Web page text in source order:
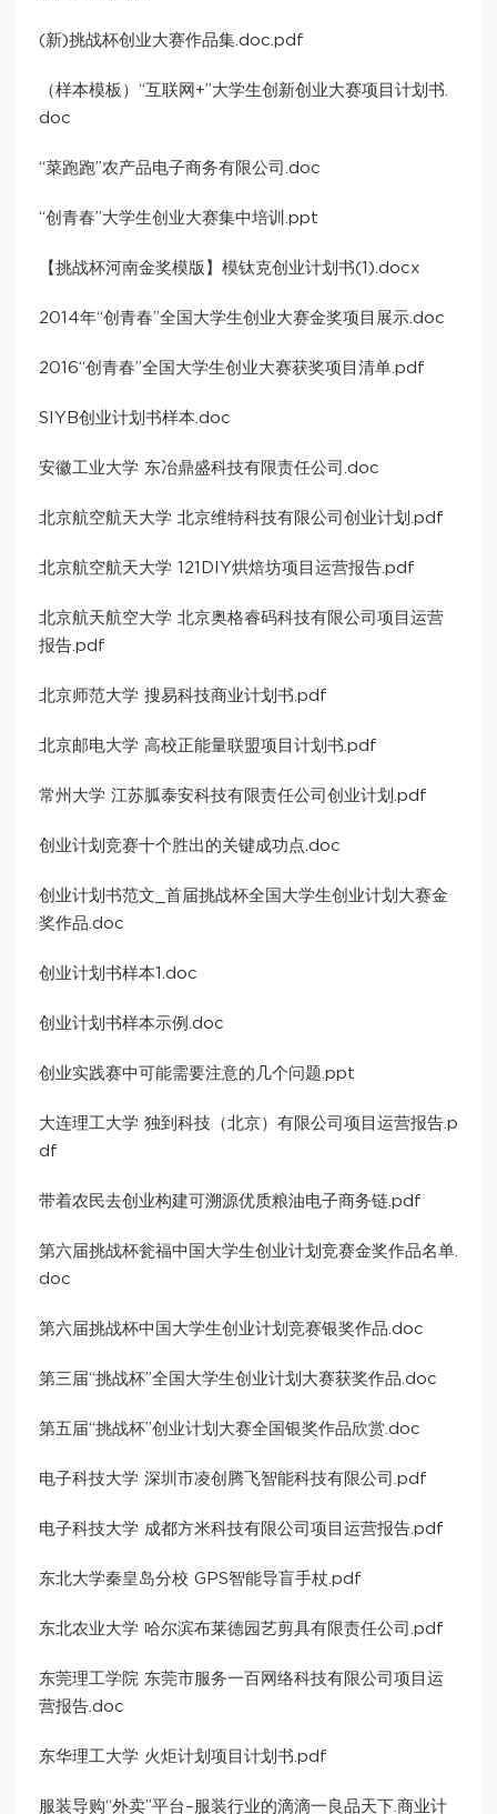
(新)挑战杯创业大赛作品集.doc.pdf
（样本模板）“互联网+”大学生创新创业大赛项目计划书.
doc
“菜跑跑”农产品电子商务有限公司.doc
“创青春”大学生创业大赛集中培训.ppt
【挑战杯河南金奖模版】模钛克创业计划书(1).docx
2014年“创青春”全国大学生创业大赛金奖项目展示.doc
2016“创青春”全国大学生创业大赛获奖项目清单.pdf
SIYB创业计划书样本.doc
安徽工业大学 东冶鼎盛科技有限责任公司.doc
北京航空航天大学 北京维特科技有限公司创业计划.pdf
北京航空航天大学 121DIY烘焙坊项目运营报告.pdf
北京航天航空大学 北京奥格睿码科技有限公司项目运营
报告.pdf
北京师范大学 搜易科技商业计划书.pdf
北京邮电大学 高校正能量联盟项目计划书.pdf
常州大学 江苏胍泰安科技有限责任公司创业计划.pdf
创业计划竞赛十个胜出的关键成功点.doc
创业计划书范文_首届挑战杯全国大学生创业计划大赛金
奖作品.doc
创业计划书样本1.doc
创业计划书样本示例.doc
创业实践赛中可能需要注意的几个问题.ppt
大连理工大学 独到科技（北京）有限公司项目运营报告.p
df
带着农民去创业构建可溯源优质粮油电子商务链.pdf
第六届挑战杯瓮福中国大学生创业计划竞赛金奖作品名单.
doc
第六届挑战杯中国大学生创业计划竞赛银奖作品.doc
第三届“挑战杯”全国大学生创业计划大赛获奖作品.doc
第五届“挑战杯”创业计划大赛全国银奖作品欣赏.doc
电子科技大学 深圳市凌创腾飞智能科技有限公司.pdf
电子科技大学 成都方米科技有限公司项目运营报告.pdf
东北大学秦皇岛分校 GPS智能导盲手杖.pdf
东北农业大学 哈尔滨布莱德园艺剪具有限责任公司.pdf
东莞理工学院 东莞市服务一百网络科技有限公司项目运
营报告.doc
东华理工大学 火炬计划项目计划书.pdf
服装导购“外卖”平台–服装行业的滴滴一良品天下.商业计